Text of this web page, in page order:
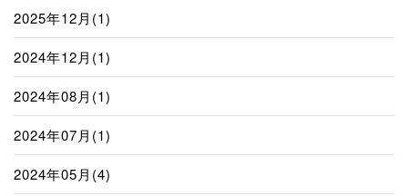
2025年12月(1)
2024年12月(1)
2024年08月(1)
2024年07月(1)
2024年05月(4)